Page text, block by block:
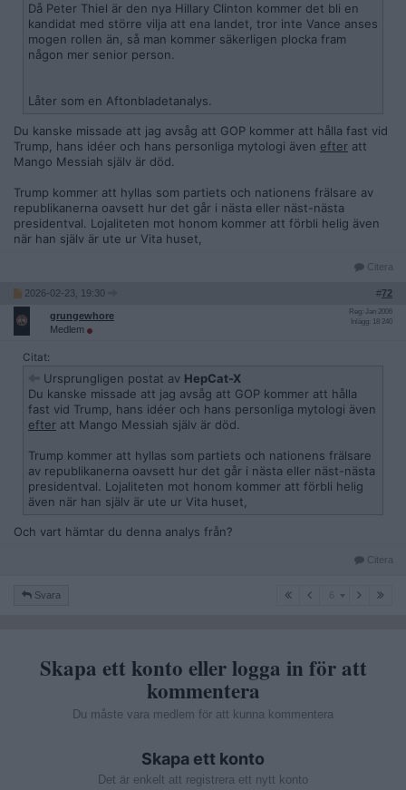
Då Peter Thiel är den nya Hillary Clinton kommer det bli en
kandidat med större vilja att ena landet, tror inte Vance anses
mogen rollen än, så man kommer säkerligen plocka fram
någon mer senior person.
Låter som en Aftonbladetanalys.
Du kanske missade att jag avsåg att GOP kommer att hålla fast vid
Trump, hans idéer och hans personliga mytologi även efter att
Mango Messiah själv är död.
Trump kommer att hyllas som partiets och nationens frälsare av
republikanerna oavsett hur det går i nästa eller näst-nästa
presidentval. Lojaliteten mot honom kommer att förbli helig även
när han själv är ute ur Vita huset,
Citera
2026-02-23, 19:30 #72
grungewhore
Medlem
Reg: Jan 2006
Inlägg: 18 240
Citat:
Ursprungligen postat av HepCat-X
Du kanske missade att jag avsåg att GOP kommer att hålla
fast vid Trump, hans idéer och hans personliga mytologi även
efter att Mango Messiah själv är död.
Trump kommer att hyllas som partiets och nationens frälsare
av republikanerna oavsett hur det går i nästa eller näst-nästa
presidentval. Lojaliteten mot honom kommer att förbli helig
även när han själv är ute ur Vita huset,
Och vart hämtar du denna analys från?
Citera
Svara
Skapa ett konto eller logga in för att
kommentera
Du måste vara medlem för att kunna kommentera
Skapa ett konto
Det är enkelt att registrera ett nytt konto